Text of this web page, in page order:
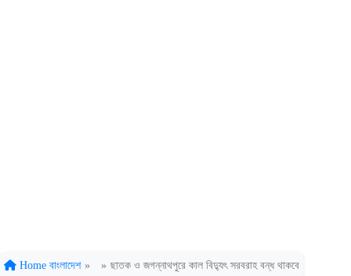
Home বাংলাদেশ » » ছাতক ও জগন্নাথপুরে কাল বিদ্যুৎ সরবরাহ বন্ধ থাকবে